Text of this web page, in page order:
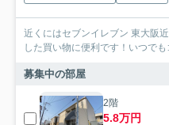
近くにはセブンイレブン 東大阪
した買い物に便利です！いつでも
募集中の部屋
2階
5.8万円